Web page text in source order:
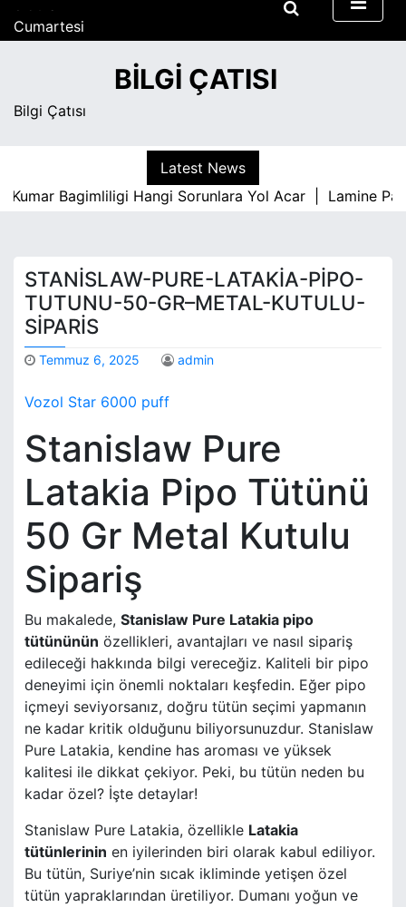
Cumartesi
Ağustos 8, 2026
BILGI ÇATISI
Bilgi Çatısı
Latest News
Kumar Bagimliligi Hangi Sorunlara Yol Acar |
Lamine
STANISLAW-PURE-LATAKIA-PIPO-
TUTUNU-50-GR–METAL-KUTULU-
SIPARIS
Temmuz 6, 2025 admin
Vozol Star 6000 puff
Stanislaw Pure
Latakia Pipo Tütünü
50 Gr Metal Kutulu
Sipariş
Bu makalede, Stanislaw Pure Latakia pipo
tütününün özellikleri, avantajları ve nasıl sipariş
edileceği hakkında bilgi vereceğiz. Kaliteli bir pipo
deneyimi için önemli noktaları keşfedin. Eğer pipo
içmeyi seviyorsanız, doğru tütün seçimi yapmanın
ne kadar kritik olduğunu biliyorsunuzdur. Stanislaw
Pure Latakia, kendine has aroması ve yüksek
kalitesi ile dikkat çekiyor. Peki, bu tütün neden bu
kadar özel? İşte detaylar!
Stanislaw Pure Latakia, özellikle Latakia
tütünlerinin en iyilerinden biri olarak kabul ediliyor.
Bu tütün, Suriye’nin sıcak ikliminde yetişen özel
tütün yapraklarından üretiliyor. Dumanı yoğun ve